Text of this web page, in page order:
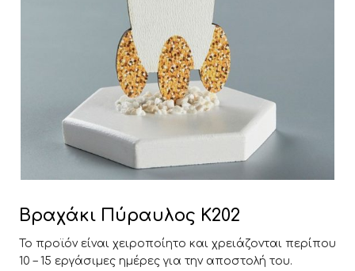
Βραχάκι Πύραυλος Κ202
Το προϊόν είναι χειροποίητο και χρειάζονται περίπου
10 – 15 εργάσιμες ημέρες για την αποστολή του.